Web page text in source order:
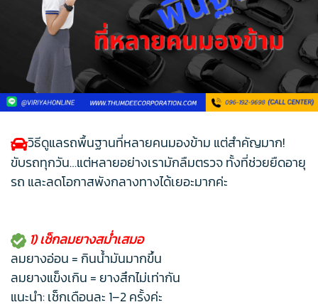
วิธีดูแลรถพื้นฐานที่หลายคนมองข้าม แต่สำคัญมาก!
ขับรถทุกวัน…แต่หลายอย่างเรามักลืมตรวจ ทั้งที่ช่วยยืดอายุ
รถ และลดโอกาสพังกลางทางได้เยอะมากค่ะ
1)เช็กลมยางสม่ำเสมอ
ลมยางอ่อน = กินน้ำมันมากขึ้น
ลมยางแข็งเกิน = ยางสึกไม่เท่ากัน
แนะนำ: เช็กเดือนละ 1–2 ครั้งค่ะ